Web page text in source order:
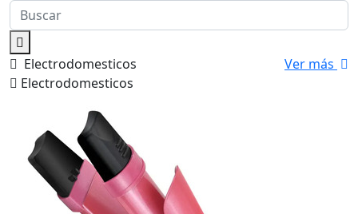
Electrodomesticos
Ver más
Electrodomesticos